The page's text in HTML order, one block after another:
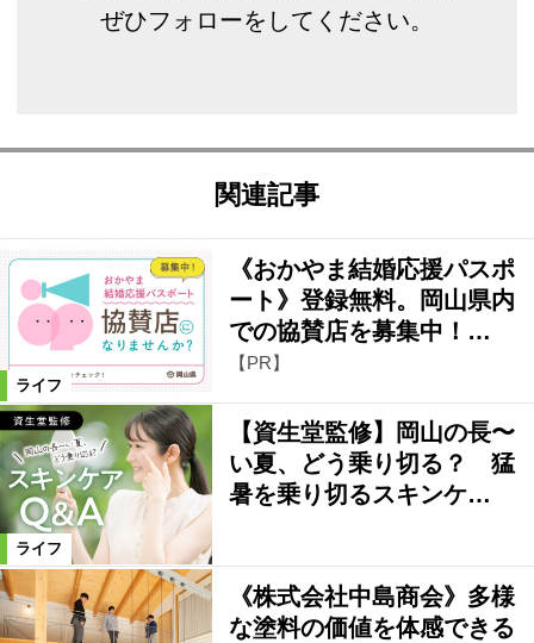
ぜひフォローをしてください。
関連記事
ライフ
《おかやま結婚応援パスポ
ート》登録無料。岡山県内
での協賛店を募集中！…
【PR】
ライフ
【資生堂監修】岡山の長〜
い夏、どう乗り切る？ 猛
暑を乗り切るスキンケ…
《株式会社中島商会》多様
な塗料の価値を体感できる